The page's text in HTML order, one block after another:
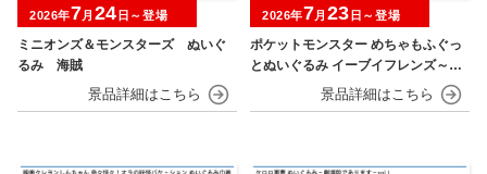
ミニオンズ＆モンスターズ ぬいぐ
るみ 海賊
2026年7月 24 日～登場
ポケットモンスター めちゃもふぐっ
とぬいぐるみ イーブイフレンズ～イ
ーブイ～おひるねver.
2026年7月 23 日～登場